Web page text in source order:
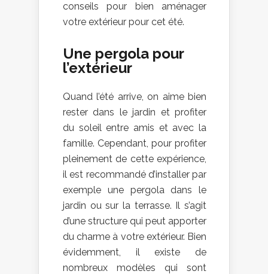
conseils pour bien aménager
votre extérieur pour cet été.
Une pergola pour
l’extérieur
Quand l’été arrive, on aime bien
rester dans le jardin et profiter
du soleil entre amis et avec la
famille. Cependant, pour profiter
pleinement de cette expérience,
il est recommandé d’installer par
exemple une pergola dans le
jardin ou sur la terrasse. Il s’agit
d’une structure qui peut apporter
du charme à votre extérieur. Bien
évidemment, il existe de
nombreux modèles qui sont